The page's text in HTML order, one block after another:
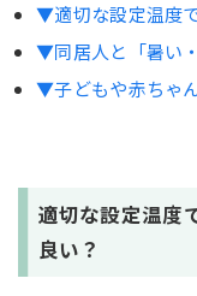
▼適切な設定温度
▼同居人と「暑い
▼子どもや赤ちゃ
適切な設定温度
良い？